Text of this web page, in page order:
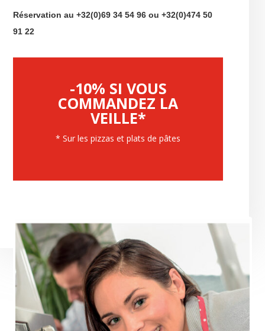
Réservation au +32(0)69 34 54 96 ou +32(0)474 50
91 22
-10% SI VOUS
COMMANDEZ LA
VEILLE*
* Sur les pizzas et plats de pâtes